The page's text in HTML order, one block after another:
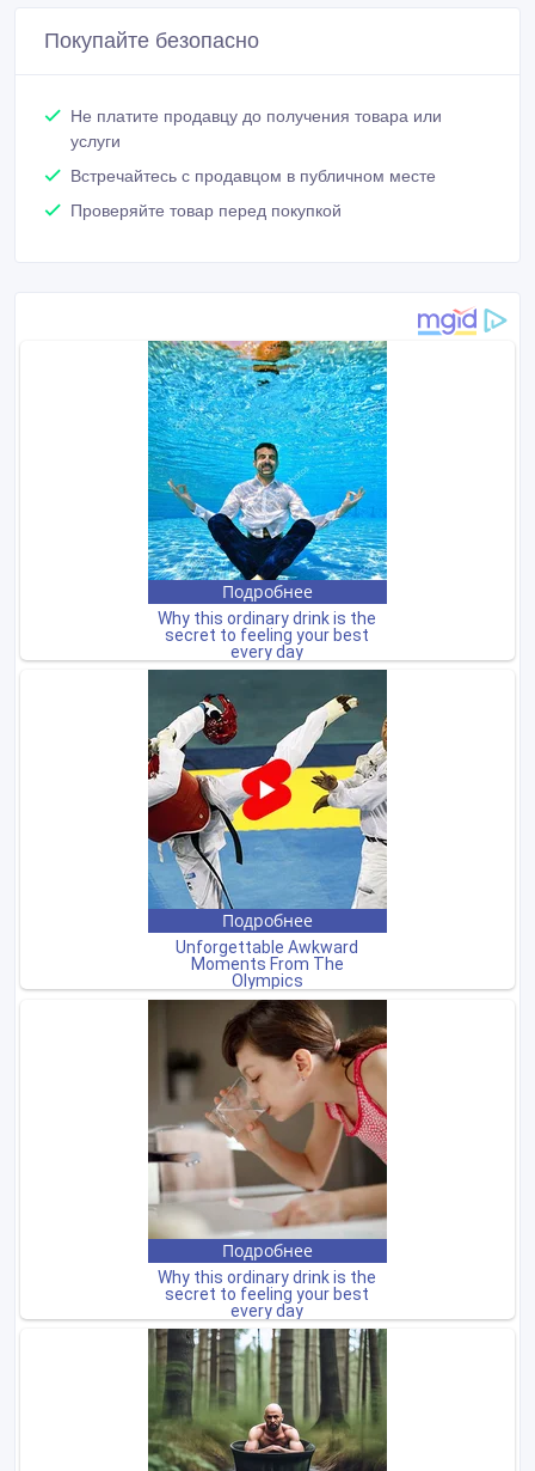
Покупайте безопасно
Не платите продавцу до получения товара или
услуги
Встречайтесь с продавцом в публичном месте
Проверяйте товар перед покупкой